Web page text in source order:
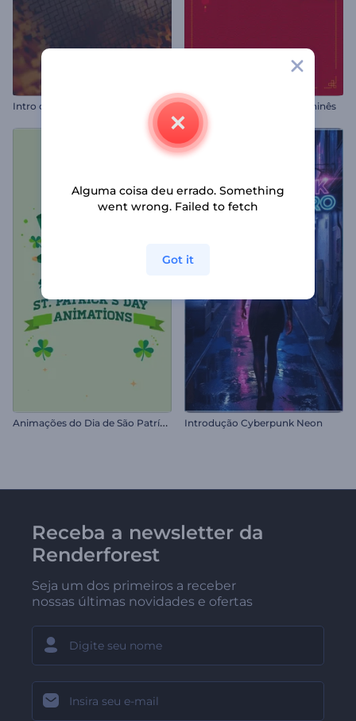
Intro com Blocos de Mosaico Promoção de Ano Novo Chinês
A
nimações do Dia de São Patrício Introdução Cyberpunk Neon
Receba a newsletter da
Renderforest
Seja um dos primeiros a receber
nossas últimas novidades e ofertas
Alguma coisa deu errado. Something
went wrong. Failed to fetch
Got it